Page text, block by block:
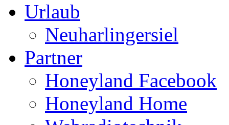
Urlaub
Neuharlingersiel
Partner
Honeyland Facebook
Honeyland Home